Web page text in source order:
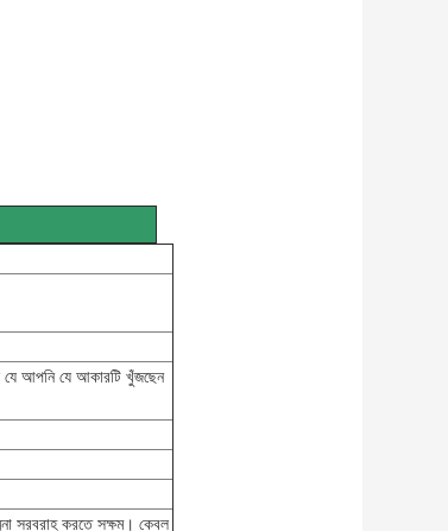
আপনি যে আকারটি খুঁজছেন
সরবরাহ করতে সক্ষম। কেবল